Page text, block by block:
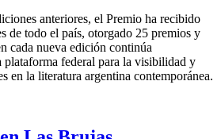
anteriores, el Premio ha recibido
de todo el país, otorgado 25 premios y
cada nueva edición continúa
plataforma federal para la visibilidad y
en la literatura argentina contemporánea.